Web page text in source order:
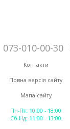
073-010-00-30
Контакти
Повна версія сайту
Мапа сайту
Пн-Пт: 10:00 - 18:00
Сб-Нд: 11:00 - 13:00